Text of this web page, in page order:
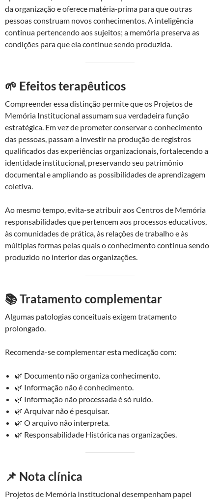
da organização e oferece matéria-prima para que outras
pessoas construam novos conhecimentos. A inteligência
continua pertencendo aos sujeitos; a memória preserva as
condições para que ela continue sendo produzida.
🌱 Efeitos terapêuticos
Compreender essa distinção permite que os Projetos de
Memória Institucional assumam sua verdadeira função
estratégica. Em vez de prometer conservar o conhecimento
das pessoas, passam a investir na produção de registros
qualificados das experiências organizacionais, fortalecendo a
identidade institucional, preservando seu patrimônio
documental e ampliando as possibilidades de aprendizagem
coletiva.
Ao mesmo tempo, evita-se atribuir aos Centros de Memória
responsabilidades que pertencem aos processos educativos,
às comunidades de prática, às relações de trabalho e às
múltiplas formas pelas quais o conhecimento continua sendo
produzido no interior das organizações.
📚 Tratamento complementar
Algumas patologias conceituais exigem tratamento
prolongado.
Recomenda-se complementar esta medicação com:
🌿 Documento não organiza conhecimento.
🌿 Informação não é conhecimento.
🌿 Informação não processada é só ruído.
🌿 Arquivar não é pesquisar.
🌿 O arquivo não interpreta.
🌿 Responsabilidade Histórica nas organizações.
📌 Nota clínica
Projetos de Memória Institucional desempenham papel